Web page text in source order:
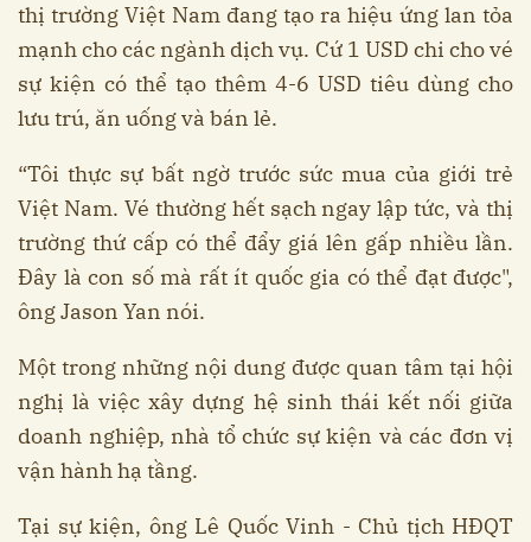
thị trường Việt Nam đang tạo ra hiệu ứng lan tỏa
mạnh cho các ngành dịch vụ. Cứ 1 USD chi cho vé
sự kiện có thể tạo thêm 4-6 USD tiêu dùng cho
lưu trú, ăn uống và bán lẻ.
“Tôi thực sự bất ngờ trước sức mua của giới trẻ
Việt Nam. Vé thường hết sạch ngay lập tức, và thị
trường thứ cấp có thể đẩy giá lên gấp nhiều lần.
Đây là con số mà rất ít quốc gia có thể đạt được",
ông Jason Yan nói.
Một trong những nội dung được quan tâm tại hội
nghị là việc xây dựng hệ sinh thái kết nối giữa
doanh nghiệp, nhà tổ chức sự kiện và các đơn vị
vận hành hạ tầng.
Tại sự kiện, ông Lê Quốc Vinh - Chủ tịch HĐQT